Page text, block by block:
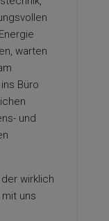
warten
Büro
und
wirklich
uns